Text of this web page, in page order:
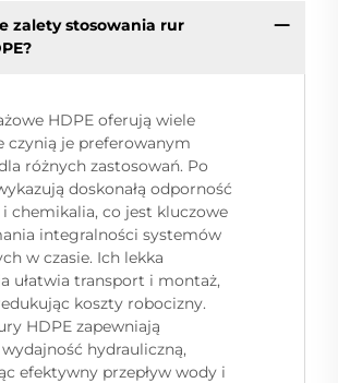
zalety stosowania rur
HDPE oferują wiele
czynią je preferowanym
różnych zastosowań. Po
doskonałą odporność
i chemikalia, co jest kluczowe
integralności systemów
w czasie. Ich lekka
ułatwia transport i montaż,
koszty robocizny.
HDPE zapewniają
wydajność hydrauliczną,
efektywny przepływ wody i